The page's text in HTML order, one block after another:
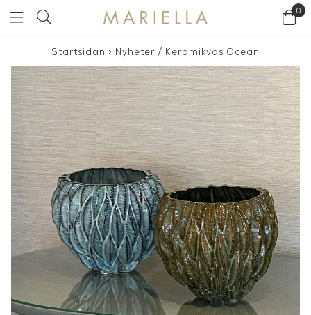
0
Startsidan > Nyheter / Keramikvas Ocean